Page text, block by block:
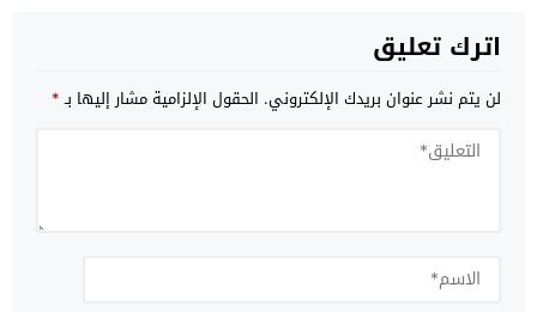
اترك تعليق
لن يتم نشر عنوان بريدك الإلكتروني. الحقول الإلزامية مشار إليها بـ*